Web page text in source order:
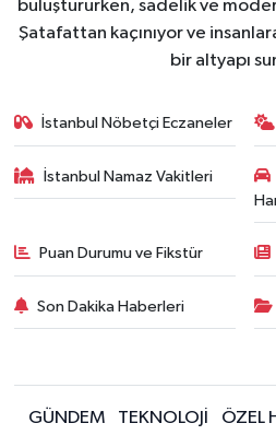
buluştururken, sadelik ve
Şatafattan kaçınıyor ve
bir altyapı
İstanbul Nöbetçi Eczaneler
İstanbul Namaz Vakitleri
Puan Durumu ve Fikstür
Son Dakika Haberleri
GÜNDEM TEKNOLOJİ ÖZEL